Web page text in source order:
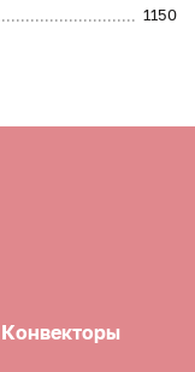
1150
Конвекторы